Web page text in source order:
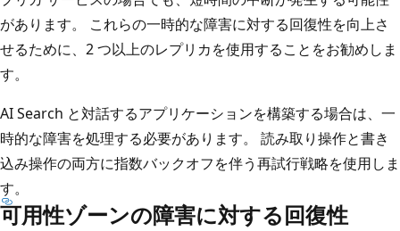
があります。 これらの一時的な障害に対する回復性を向上さ
せるために、2 つ以上のレプリカを使用することをお勧めしま
す。
AI Search と対話するアプリケーションを構築する場合は、一
時的な障害を処理する必要があります。 読み取り操作と書き
込み操作の両方に指数バックオフを伴う再試行戦略を使用しま
す。
可用性ゾーンの障害に対する回復性